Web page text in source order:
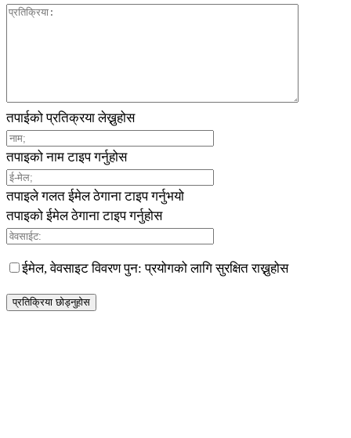
तपाईको प्रतिक्रया लेख्नुहोस
तपाइको नाम टाइप गर्नुहोस
तपाइले गलत ईमेल ठेगाना टाइप गर्नुभयो
तपाइको ईमेल ठेगाना टाइप गर्नुहोस
ईमेल, वेवसाइट विवरण पुन: प्रयोगको लागि सुरक्षित राख्नुहोस